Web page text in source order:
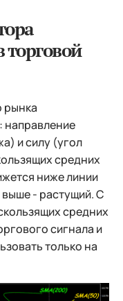
торговой
рынка
направление
и силу (угол
средних
ниже линии
- растущий. С
средних
сигнала и
только на